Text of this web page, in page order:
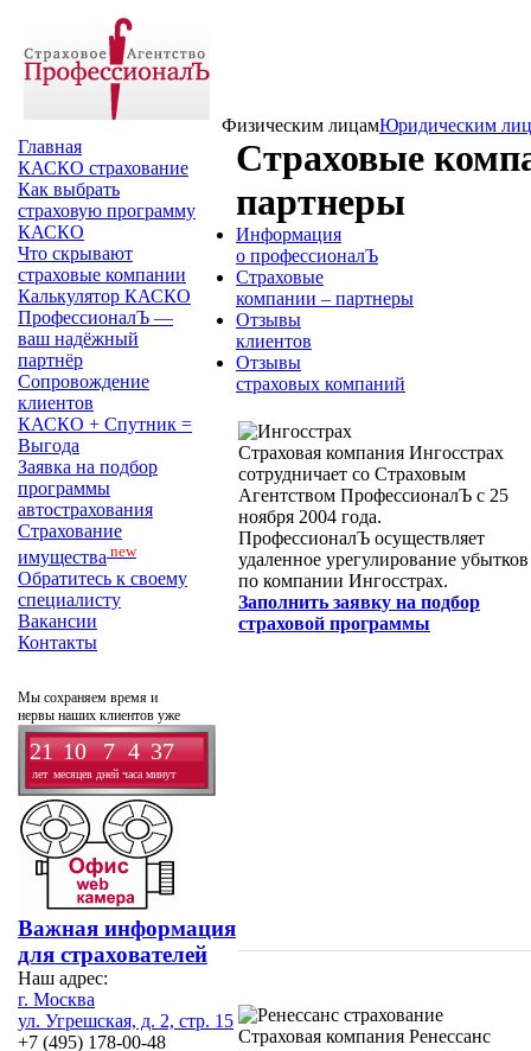
Физическим лицамЮридическим
Главная
КАСКО страхование
Как выбрать
страховую программу
КАСКО
Что скрывают
страховые компании
Калькулятор КАСКО
ПрофессионалЪ —
ваш надёжный
партнёр
Сопровождение
клиентов
КАСКО + Спутник =
Выгода
Заявка на подбор
программы
автострахования
Страхование
имущества new
Обратитесь к своему
специалисту
Вакансии
Контакты
Мы сохраняем время и
нервы наших клиентов уже
21
лет
10
месяцев
7
дней
4
часа
37
минут
Важная информация
для страхователей
Наш адрес:
г. Москва
ул. Угрешская, д. 2, стр. 15
+7 (495) 178-00-48
Страховые
партнеры
Информация
о профессионалЪ
Страховые
компании – партнеры
Отзывы
клиентов
Отзывы
страховых компаний
Страховая компания Ингосстрах
сотрудничает со Страховым
Агентством ПрофессионалЪ с 25
ноября 2004 года.
ПрофессионалЪ осуществляет
удаленное урегулирование убытков
по компании Ингосстрах.
Заполнить заявку на подбор
страховой программы
Страховая компания Ренессанс